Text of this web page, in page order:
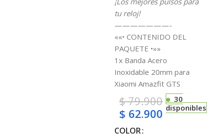
tu reloj!
———————-
««• CONTENIDO DEL
PAQUETE •»»
1x Banda Acero
Inoxidable 20mm para
Xiaomi Amazfit GTS
$79.900
$ 62.900
30
disponibles
COLOR